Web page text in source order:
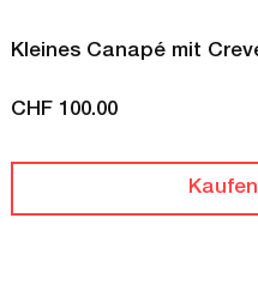
Kleines Canapé mit
CHF 100.00Preis
Kaufen